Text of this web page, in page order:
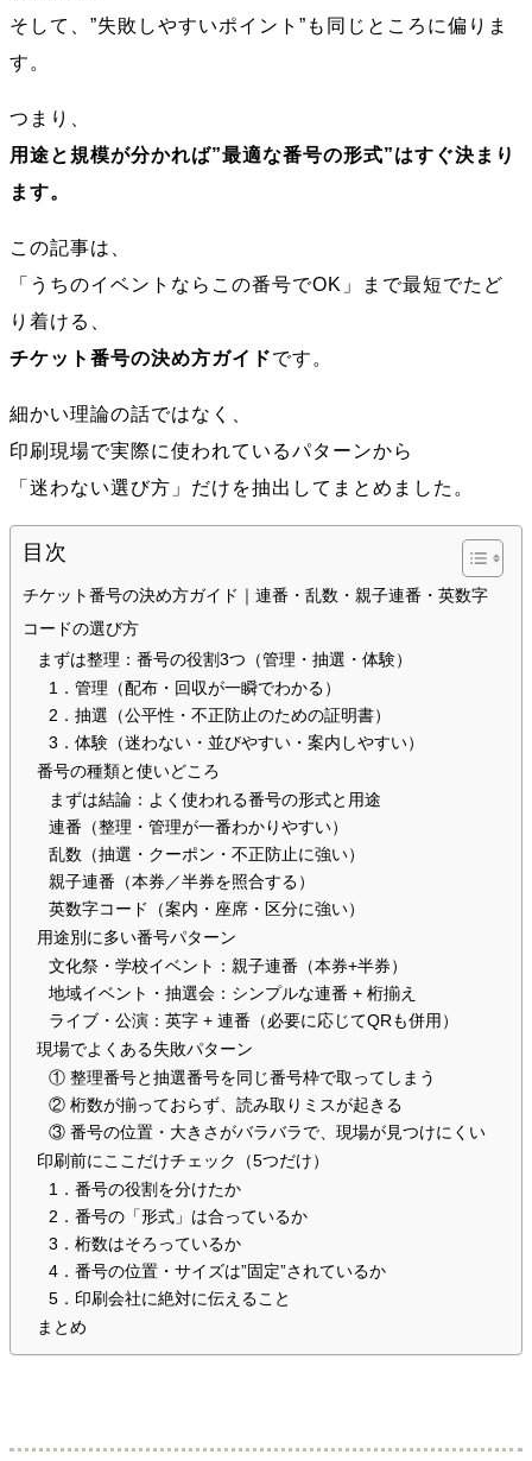
そして、”失敗しやすいポイント”も同じところに偏りま
す。
つまり、
用途と規模が分かれば”最適な番号の形式”はすぐ決まり
ます。
この記事は、
「うちのイベントならこの番号でOK」まで最短でたど
り着ける、
チケット番号の決め方ガイドです。
細かい理論の話ではなく、
印刷現場で実際に使われているパターンから
「迷わない選び方」だけを抽出してまとめました。
目次
チケット番号の決め方ガイド｜連番・乱数・親子連番・英数字
コードの選び方
まずは整理：番号の役割3つ（管理・抽選・体験）
1．管理（配布・回収が一瞬でわかる）
2．抽選（公平性・不正防止のための証明書）
3．体験（迷わない・並びやすい・案内しやすい）
番号の種類と使いどころ
まずは結論：よく使われる番号の形式と用途
連番（整理・管理が一番わかりやすい）
乱数（抽選・クーポン・不正防止に強い）
親子連番（本券／半券を照合する）
英数字コード（案内・座席・区分に強い）
用途別に多い番号パターン
文化祭・学校イベント：親子連番（本券+半券）
地域イベント・抽選会：シンプルな連番 + 桁揃え
ライブ・公演：英字 + 連番（必要に応じてQRも併用）
現場でよくある失敗パターン
① 整理番号と抽選番号を同じ番号枠で取ってしまう
② 桁数が揃っておらず、読み取りミスが起きる
③ 番号の位置・大きさがバラバラで、現場が見つけにくい
印刷前にここだけチェック（5つだけ）
1．番号の役割を分けたか
2．番号の「形式」は合っているか
3．桁数はそろっているか
4．番号の位置・サイズは”固定”されているか
5．印刷会社に絶対に伝えること
まとめ